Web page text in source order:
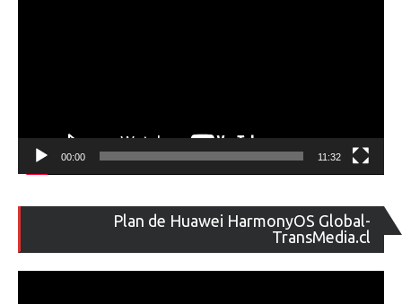
00:00 11:32
Plan de Huawei HarmonyOS Global-
TransMedia.cl
de